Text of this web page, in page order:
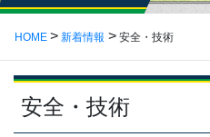
HOME 新着情報 安全・技術
安全・技術